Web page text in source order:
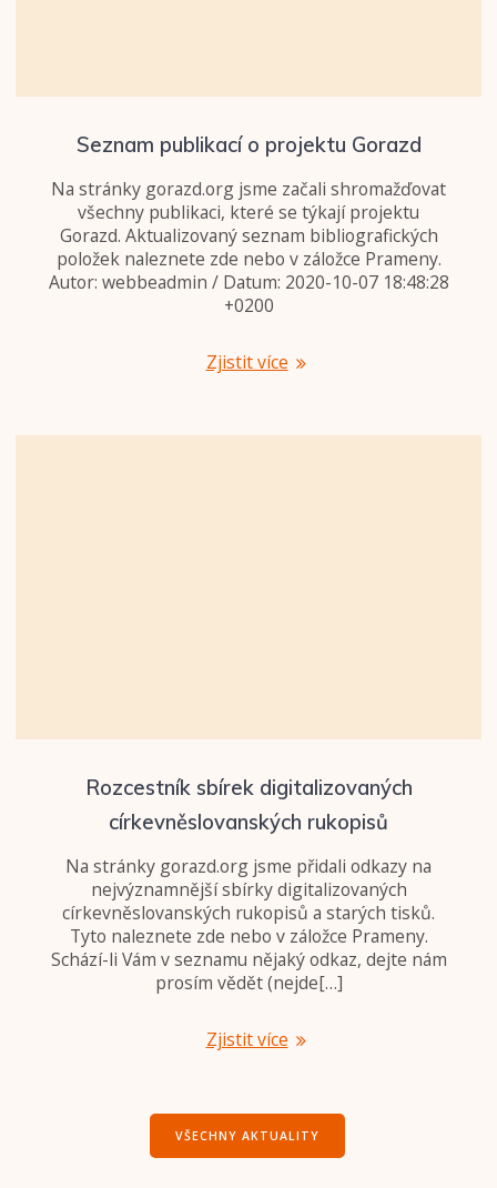
Seznam publikací o projektu Gorazd
Na stránky gorazd.org jsme začali shromažďovat
všechny publikaci, které se týkají projektu
Gorazd. Aktualizovaný seznam bibliografických
položek naleznete zde nebo v záložce Prameny.
Autor: webbeadmin / Datum: 2020-10-07 18:48:28
+0200
Zjistit více
Rozcestník sbírek digitalizovaných
církevněslovanských rukopisů
Na stránky gorazd.org jsme přidali odkazy na
nejvýznamnější sbírky digitalizovaných
církevněslovanských rukopisů a starých tisků.
Tyto naleznete zde nebo v záložce Prameny.
Schází-li Vám v seznamu nějaký odkaz, dejte nám
prosím vědět (nejde[…]
Zjistit více
VŠECHNY AKTUALITY